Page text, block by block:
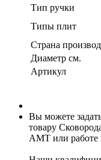
Тип ручки
Типы плит
Страна
Диаметр см.
Артикул
Вы можете
товару
AMT или работе